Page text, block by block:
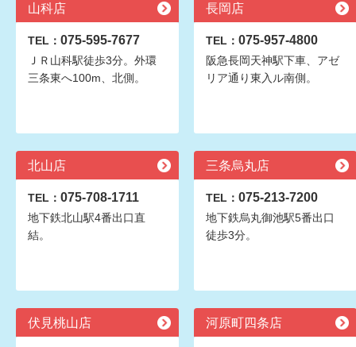
山科店
TEL： 075-595-7677
ＪＲ山科駅徒歩3分。外環
三条東へ100m、北側。
長岡店
TEL： 075-957-4800
阪急長岡天神駅下車、アゼ
リア通り東入ル南側。
北山店
TEL： 075-708-1711
地下鉄北山駅4番出口直
結。
三条烏丸店
TEL： 075-213-7200
地下鉄烏丸御池駅5番出口
徒歩3分。
伏見桃山店 河原町四条店